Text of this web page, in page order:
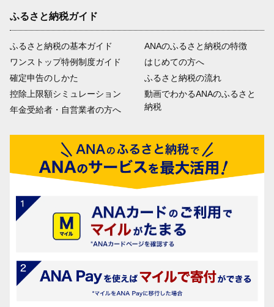
ふるさと納税ガイド
ふるさと納税の基本ガイド
ワンストップ特例制度ガイド
確定申告のしかた
控除上限額シミュレーション
年金受給者・自営業者の方へ
ANAのふるさと納税の特徴
はじめての方へ
ふるさと納税の流れ
動画でわかるANAのふるさと
納税